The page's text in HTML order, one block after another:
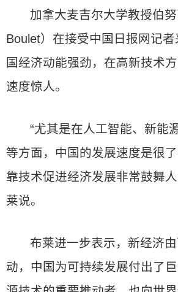
加拿大麦吉尔大学教授伯
Boulet）在接受中国日报网记
国经济动能强劲，在高新技术
速度惊人。
“尤其是在人工智能、新能
等方面，中国的发展速度是很
靠技术促进经济发展非常鼓舞
莱说。
布莱进一步表示，新经济
动，中国为可持续发展付出了